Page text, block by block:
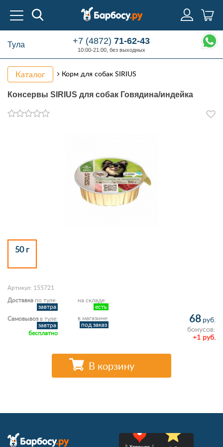
Тула +7 (4872)71-62-43
10:00-21:00, без выходных
Каталог Корм для собак SIRIUS
Консервы SIRIUS для собак Говядина/индейка
50 г
Артикул: 155721
на складе:
есть
в магазине:
под заказ
Доставка по туле:
завтра
Самовывозв туле:
завтра
бесплатно
68 руб.
бонусов:
+1 руб.
В корзину